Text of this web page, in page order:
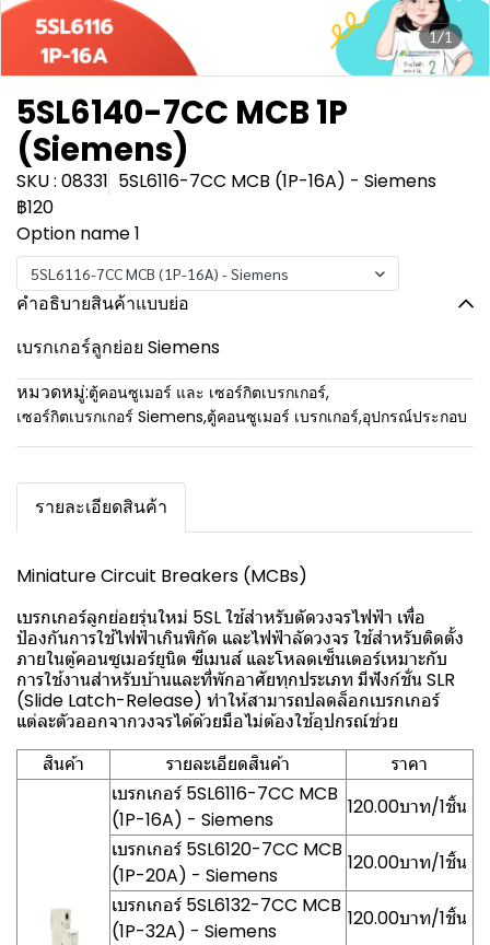
1/1
5SL6140-7CC MCB 1P
(Siemens)
SKU : 08331 5SL6116-7CC MCB (1P-16A) - Siemens
฿120
Option name 1
5SL6116-7CC MCB (1P-16A) - Siemens
คำอธิบายสินค้าแบบย่อ
เบรกเกอร์ลูกย่อย Siemens
หมวดหมู่:ตู้คอนซูเมอร์ และ เซอร์กิตเบรกเกอร์,
เซอร์กิตเบรกเกอร์ Siemens,ตู้คอนซูเมอร์ เบรกเกอร์,อุปกรณ์ประกอบ
รายละเอียดสินค้า
Miniature Circuit Breakers (MCBs)
เบรกเกอร์ลูกย่อยรุ่นใหม่ 5SL ใช้สำหรับตัดวงจรไฟฟ้า เพื่อ
ป้องกันการใช้ไฟฟ้าเกินพิกัด และไฟฟ้าลัดวงจร ใช้สำหรับติดตั้ง
ภายในตู้คอนซูเมอร์ยูนิต ซีเมนส์ และโหลดเซ็นเตอร์เหมาะกับ
การใช้งานสำหรับบ้านและที่พักอาศัยทุกประเภท มีฟังก์ชั่น SLR
(Slide Latch-Release) ทำให้สามารถปลดล็อกเบรกเกอร์
แต่ละตัวออกจากวงจรได้ด้วยมือไม่ต้องใช้อุปกรณ์ช่วย
สินค้า
รายละเอียดสินค้า
ราคา
เบรกเกอร์ 5SL6116-7CC MCB
(1P-16A) - Siemens
120.00บาท/1ชิ้น
เบรกเกอร์ 5SL6120-7CC MCB
(1P-20A) - Siemens
120.00บาท/1ชิ้น
เบรกเกอร์ 5SL6132-7CC MCB
(1P-32A) - Siemens
120.00บาท/1ชิ้น